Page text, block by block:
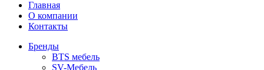
Главная
О компании
Контакты
Бренды
BTS мебель
SV-Мебель